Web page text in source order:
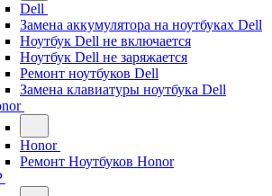
Dell
Замена аккумулятора на ноутбуках Dell
Ноутбук Dell не включается
Ноутбук Dell не заряжается
Ремонт ноутбуков Dell
Замена клавиатуры ноутбука Dell
Honor
Ремонт Ноутбуков Honor